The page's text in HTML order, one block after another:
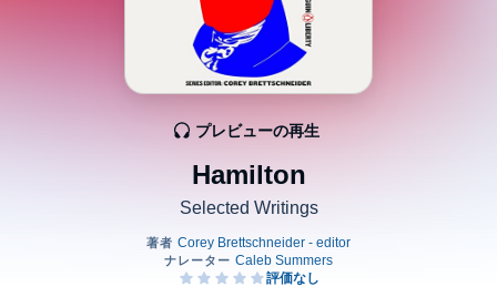
Hamilton
Selected Writings
プレビューの再生